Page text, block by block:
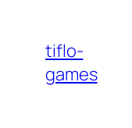
содержимому
tiflo-
games